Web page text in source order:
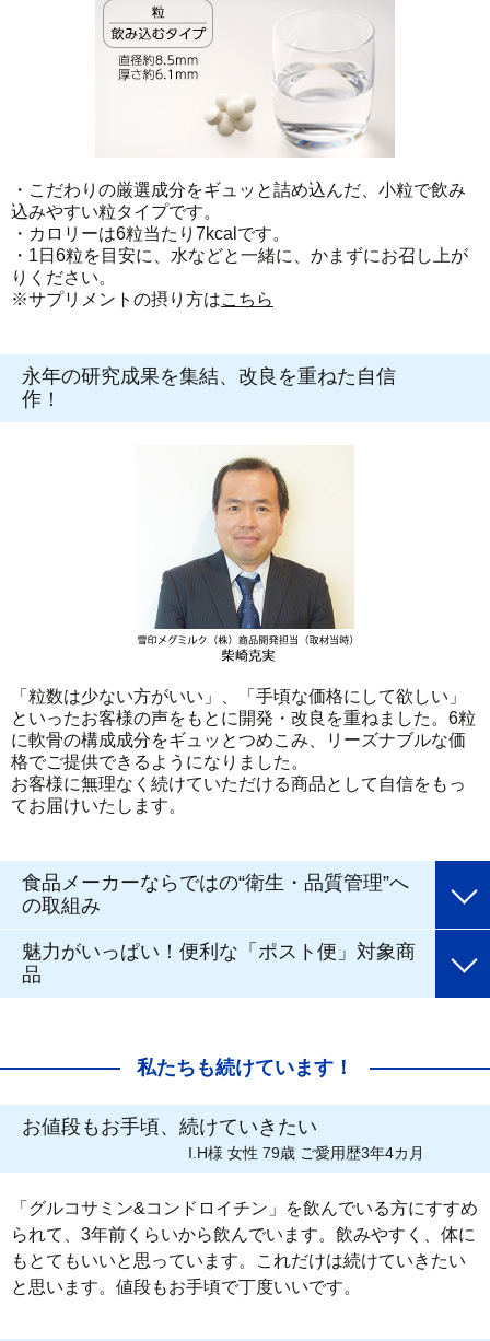
・こだわりの厳選成分をギュッと詰め込んだ、小粒で飲み
込みやすい粒タイプです。
・カロリーは6粒当たり7kcalです。
・1日6粒を目安に、水などと一緒に、かまずにお召し上が
りください。
※サプリメントの摂り方はこちら
永年の研究成果を集結、改良を重ねた自信
作！
「粒数は少ない方がいい」、「手頃な価格にして欲しい」
といったお客様の声をもとに開発・改良を重ねました。6粒
に軟骨の構成成分をギュッとつめこみ、リーズナブルな価
格でご提供できるようになりました。
お客様に無理なく続けていただける商品として自信をもっ
てお届けいたします。
食品メーカーならではの“衛生・品質管理”へ
の取組み
魅力がいっぱい！便利な「ポスト便」対象商
品
私たちも続けています！
お値段もお手頃、続けていきたい
I.H様 女性 79歳 ご愛用歴3年4カ月
「グルコサミン&コンドロイチン」を飲んでいる方にすすめ
られて、3年前くらいから飲んでいます。飲みやすく、体に
もとてもいいと思っています。これだけは続けていきたい
と思います。値段もお手頃で丁度いいです。